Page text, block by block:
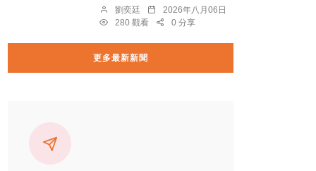
劉奕廷
2026年八月06日
280 觀看
0 分享
更多最新新聞